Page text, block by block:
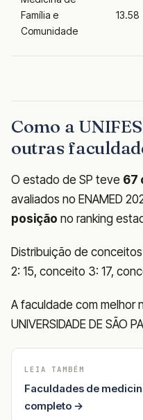
Família e
Comunidade
13.58
Como a
outras
O estado de SP teve 67
avaliados no ENAMED
posição no ranking
Distribuição de
2: 15, conceito 3: 17,
A faculdade com melhor
UNIVERSIDADE DE SÃO
LEIA TAMBÉM
Faculdades de
completo →